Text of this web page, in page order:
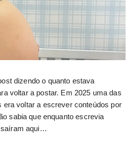
dizendo o quanto estava
voltar a postar. Em 2025 uma das
era voltar a escrever conteúdos por
sabia que enquanto escrevia
saíram aqui…